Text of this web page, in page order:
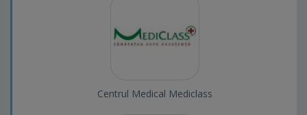
Centrul Medical Mediclass